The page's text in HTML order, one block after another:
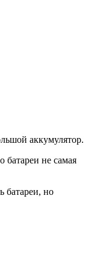
аккумулятор.
батареи не самая
батареи, но